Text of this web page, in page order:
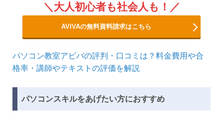
大人初心者も社会人も！
AVIVAの無料資料請求はこちら
パソコン教室アビバの評判・口コミは？料金費用や合
格率・講師やテキストの評価を解説
パソコンスキルをあげたい方におすすめ